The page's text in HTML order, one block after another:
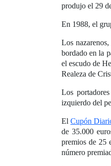
produjo el 29
En 1988, el
Los
bordado en la
el escudo de
Realeza de
Los
izquierdo del
ElCupón
de 35.000
premios de 25
número